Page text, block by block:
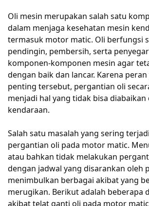
Oli mesin merupakan salah satu
dalam menjaga kesehatan mesin
termasuk motor matic. Oli berfungsi
pendingin, pembersih, serta
komponen-komponen mesin agar
dengan baik dan lancar. Karena
penting tersebut, pergantian oli
menjadi hal yang tidak bisa
kendaraan.
Salah satu masalah yang sering
pergantian oli pada motor matic.
atau bahkan tidak melakukan
dengan jadwal yang disarankan oleh
menimbulkan berbagai akibat yang
merugikan. Berikut adalah beberapa
akibat telat ganti oli pada motor